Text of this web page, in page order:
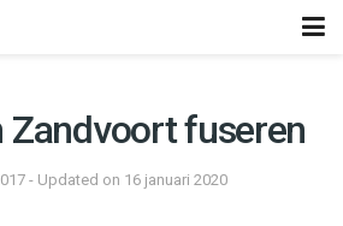
Zandvoort fuseren
- Updated on 16 januari 2020